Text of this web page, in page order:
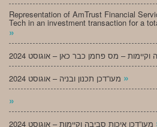
Representation of AmTrust Financial
Tech in an investment transaction for a
»
»
»